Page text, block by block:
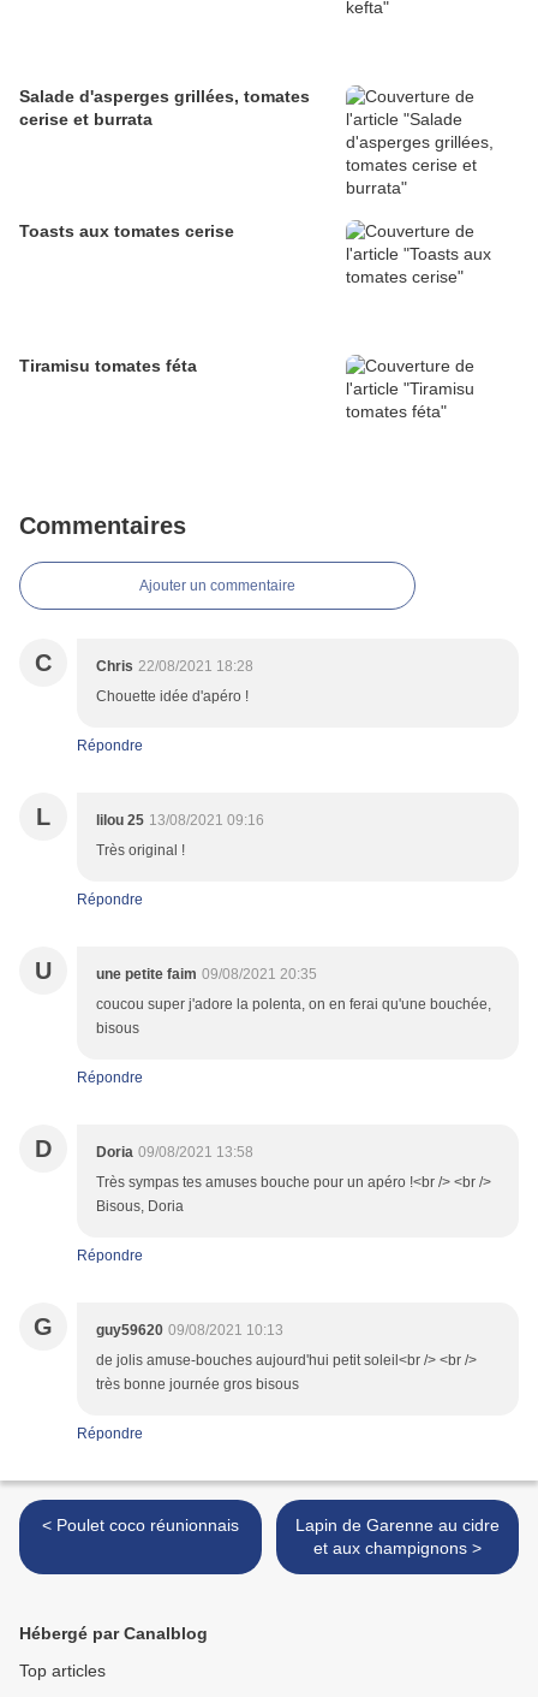
Salade d'asperges grillées, tomates
cerise et burrata
Toasts aux tomates cerise
Tiramisu tomates féta
Commentaires
Ajouter un commentaire
C Chris 22/08/2021 18:28
Chouette idée d'apéro !
Répondre
L lilou 25 13/08/2021 09:16
Très original !
Répondre
U une petite faim 09/08/2021 20:35
coucou super j'adore la polenta, on en ferai qu'une bouchée,
bisous
Répondre
D Doria 09/08/2021 13:58
Très sympas tes amuses bouche pour un apéro !<br /> <br />
Bisous, Doria
Répondre
G guy59620 09/08/2021 10:13
de jolis amuse-bouches aujourd'hui petit soleil<br /> <br />
très bonne journée gros bisous
Répondre
< Poulet coco réunionnais
Lapin de Garenne au cidre
et aux champignons >
Hébergé par Canalblog
Top articles